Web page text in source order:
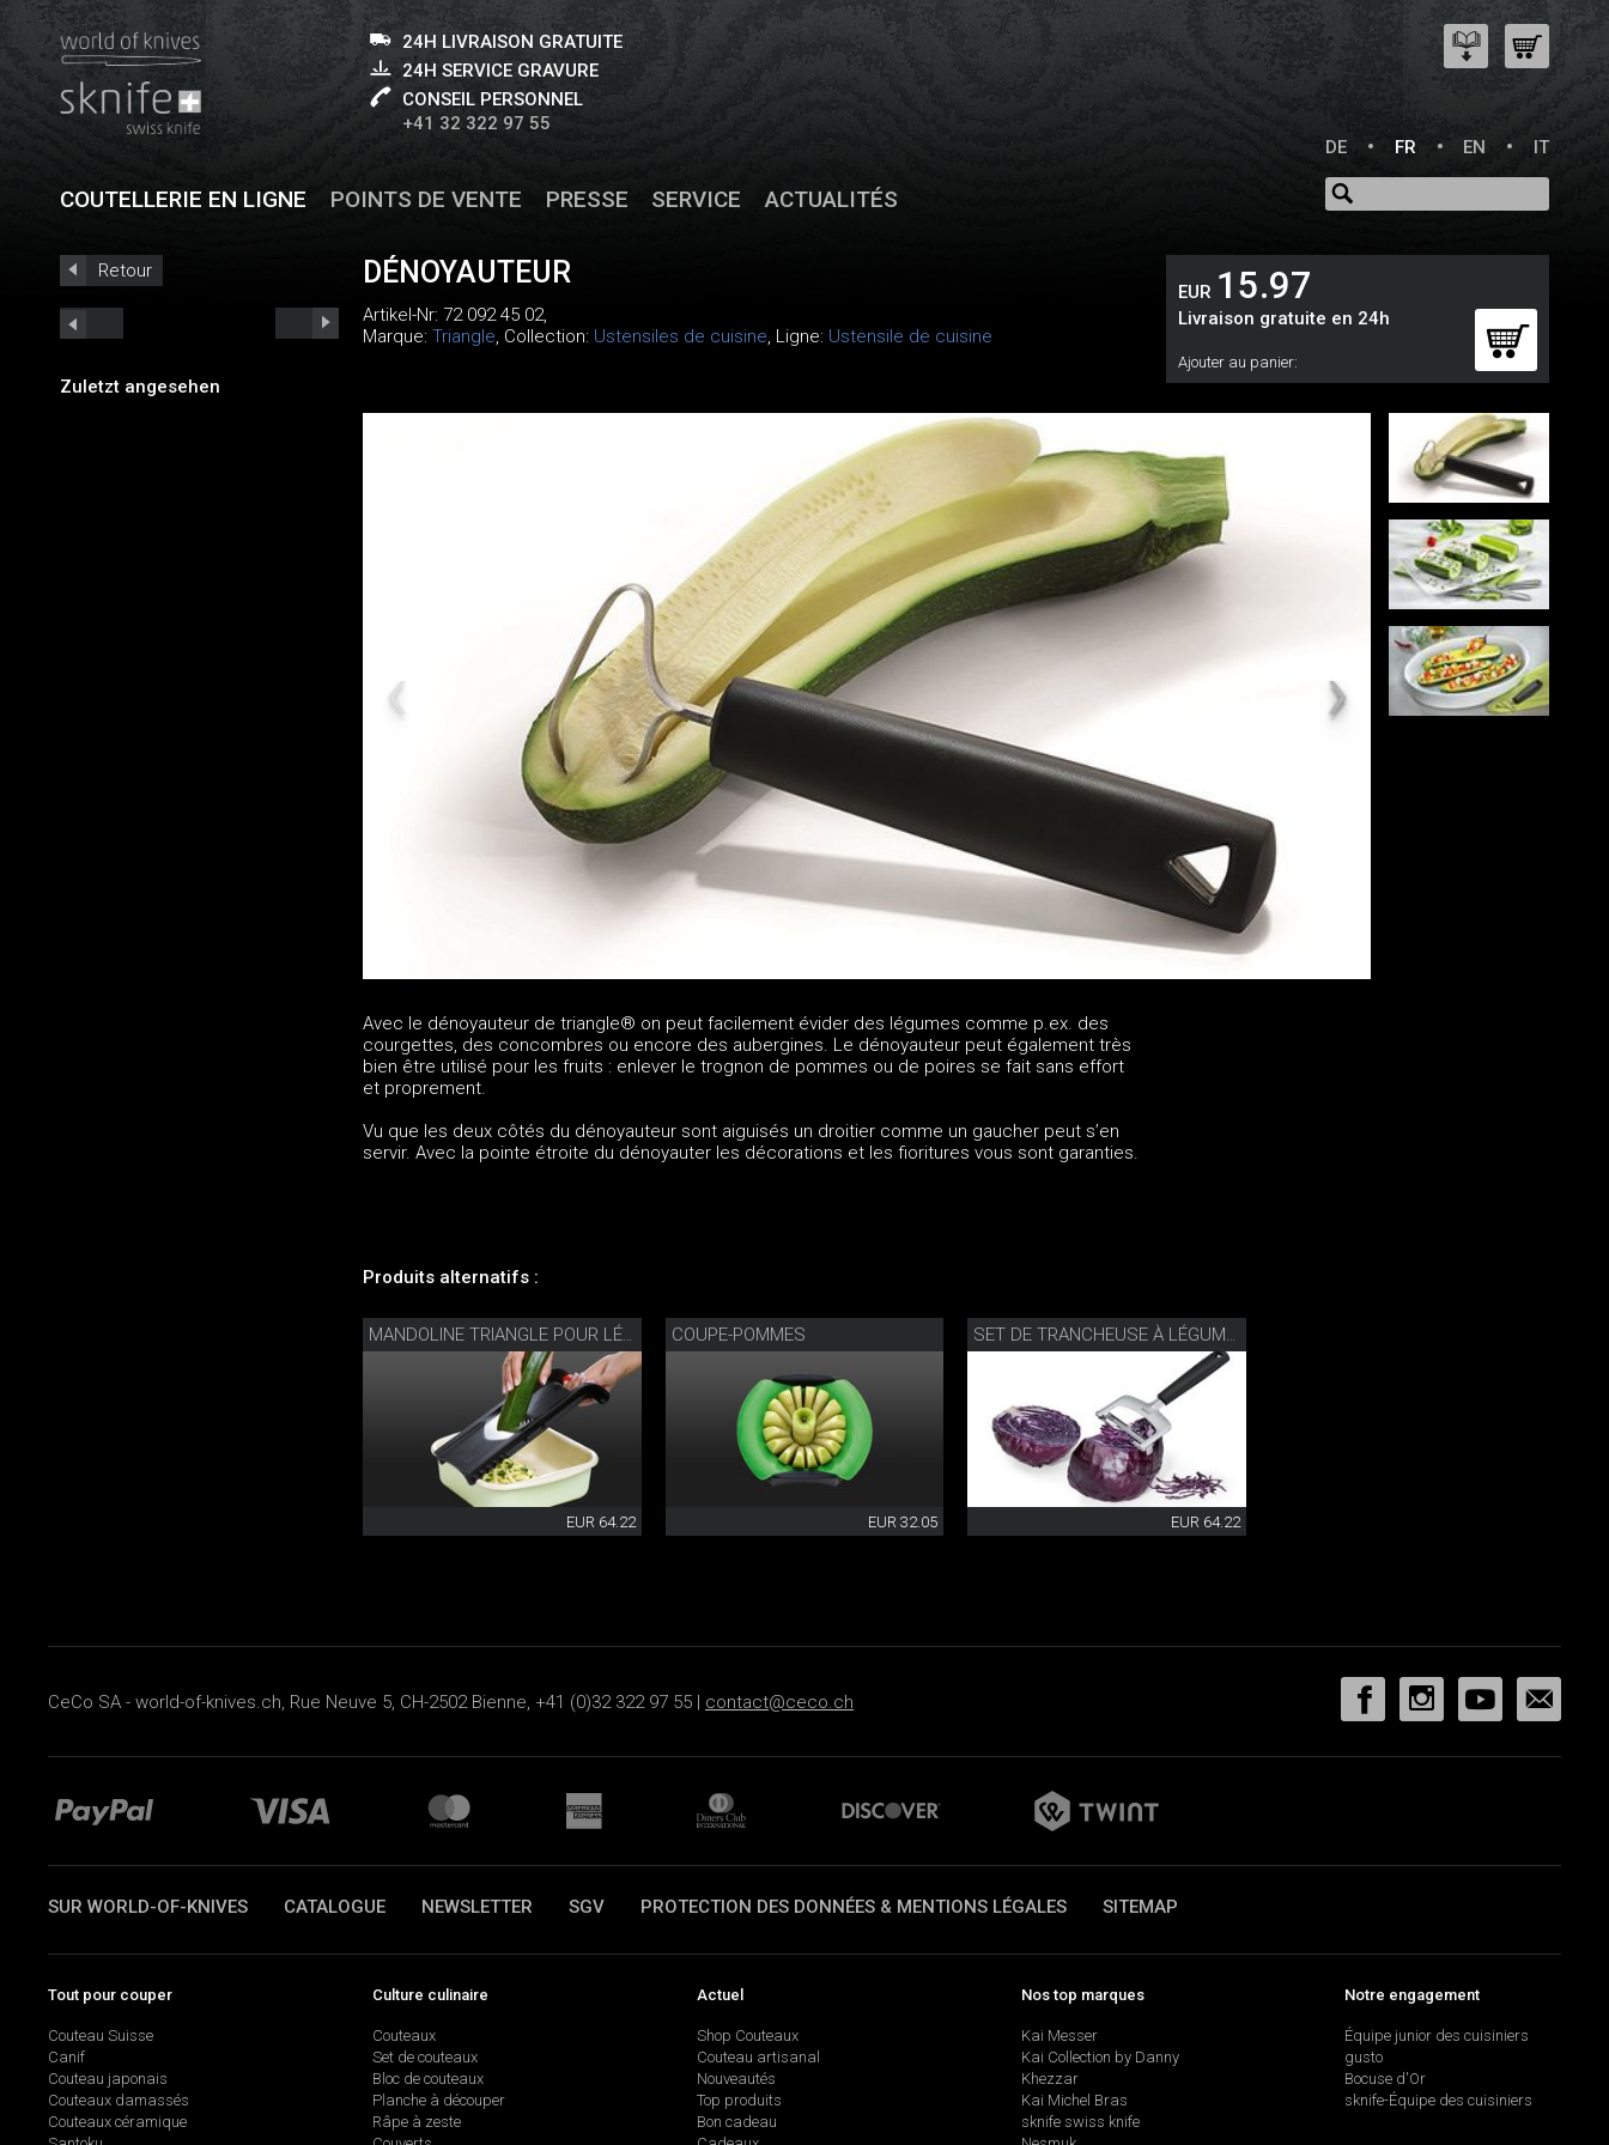
24H LIVRAISON GRATUITE
24H SERVICE GRAVURE
CONSEIL PERSONNEL
+41 32 322 97 55
DE
FR EN IT
COUTELLERIE EN LIGNE POINTS DE VENTE PRESSE SERVICE ACTUALITÉS
Retour
Zuletzt angesehen
DÉNOYAUTEUR
Artikel-Nr: 72 092 45 02,
Marque: Triangle, Collection: Ustensiles de cuisine, Ligne: Ustensile de cuisine
EUR 15.97
Livraison gratuite en 24h
Ajouter au panier:
Avec le dénoyauteur de triangle® on peut facilement évider des légumes comme p.ex. des
courgettes, des concombres ou encore des aubergines. Le dénoyauteur peut également très
bien être utilisé pour les fruits : enlever le trognon de pommes ou de poires se fait sans effort
et proprement.
Vu que les deux côtés du dénoyauteur sont aiguisés un droitier comme un gaucher peut s’en
servir. Avec la pointe étroite du dénoyauter les décorations et les fioritures vous sont garanties.
Produits alternatifs :
EUR 64.22
COUPE-POMMES
EUR 32.05 EUR 64.22
CeCo SA - world-of-knives.ch, Rue Neuve 5, CH-2502 Bienne, +41 (0)32 322 97 55 | contact@ceco.ch
SUR WORLD-OF-KNIVES CATALOGUE NEWSLETTER SGV PROTECTION DES DONNÉES & MENTIONS LÉGALES SITEMAP
Tout pour couper
Couteau Suisse
Canif
Couteau japonais
Couteaux damassés
Couteaux céramique
Culture culinaire
Couteaux
Set de couteaux
Bloc de couteaux
Planche à découper
Râpe à zeste
Actuel
Shop Couteaux
Couteau artisanal
Nouveautés
Top produits
Bon cadeau
Nos top marques
Kai Messer
Kai Collection by Danny
Khezzar
Kai Michel Bras
sknife swiss knife
Notre engagement
Équipe junior des cuisiniers
gusto
Bocuse d'Or
sknife-Équipe des cuisiniers